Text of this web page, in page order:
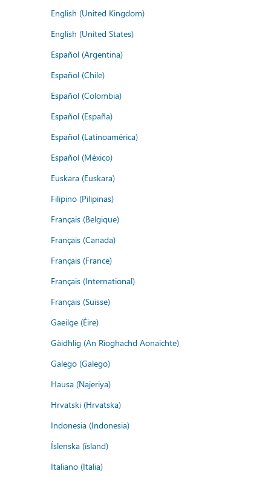
English (United Kingdom)
English (United States)
Español (Argentina)
Español (Chile)
Español (Colombia)
Español (España)
Español (Latinoamérica)
Español (México)
Euskara (Euskara)
Filipino (Pilipinas)
Français (Belgique)
Français (Canada)
Français (France)
Français (International)
Français (Suisse)
Gaeilge (Éire)
Gàidhlig (An Rìoghachd Aonaichte)
Galego (Galego)
Hausa (Najeriya)
Hrvatski (Hrvatska)
Indonesia (Indonesia)
Íslenska (ísland)
Italiano (Italia)